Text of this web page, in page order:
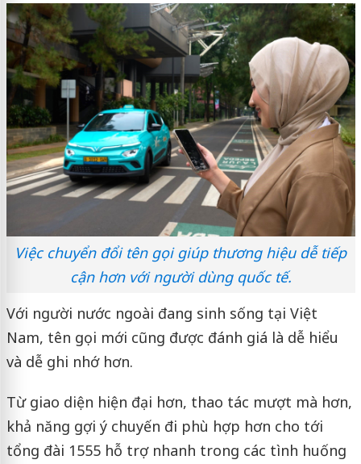
Việc chuyển đổi tên gọi giúp thương hiệu dễ tiếp
cận hơn với người dùng quốc tế.
Với người nước ngoài đang sinh sống tại Việt
Nam, tên gọi mới cũng được đánh giá là dễ hiểu
và dễ ghi nhớ hơn.
Từ giao diện hiện đại hơn, thao tác mượt mà hơn,
khả năng gợi ý chuyến đi phù hợp hơn cho tới
tổng đài 1555 hỗ trợ nhanh trong các tình huống